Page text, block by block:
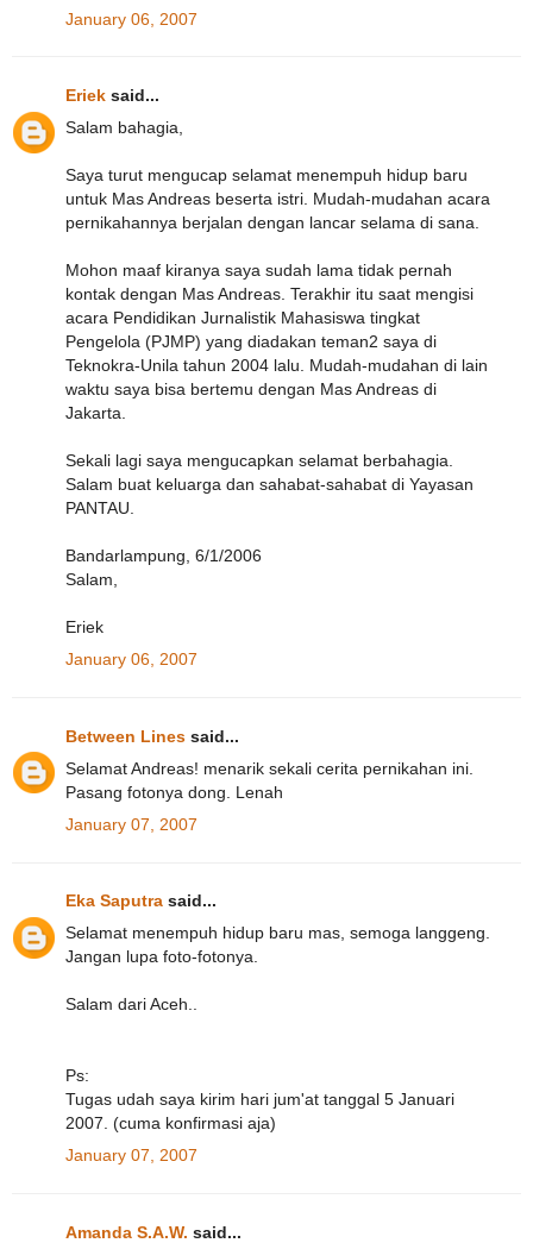
January 06, 2007
Eriek said...
Salam bahagia,
Saya turut mengucap selamat menempuh hidup baru
untuk Mas Andreas beserta istri. Mudah-mudahan acara
pernikahannya berjalan dengan lancar selama di sana.
Mohon maaf kiranya saya sudah lama tidak pernah
kontak dengan Mas Andreas. Terakhir itu saat mengisi
acara Pendidikan Jurnalistik Mahasiswa tingkat
Pengelola (PJMP) yang diadakan teman2 saya di
Teknokra-Unila tahun 2004 lalu. Mudah-mudahan di lain
waktu saya bisa bertemu dengan Mas Andreas di
Jakarta.
Sekali lagi saya mengucapkan selamat berbahagia.
Salam buat keluarga dan sahabat-sahabat di Yayasan
PANTAU.
Bandarlampung, 6/1/2006
Salam,
Eriek
January 06, 2007
Between Lines said...
Selamat Andreas! menarik sekali cerita pernikahan ini.
Pasang fotonya dong. Lenah
January 07, 2007
Eka Saputra said...
Selamat menempuh hidup baru mas, semoga langgeng.
Jangan lupa foto-fotonya.
Salam dari Aceh..
Ps:
Tugas udah saya kirim hari jum'at tanggal 5 Januari
2007. (cuma konfirmasi aja)
January 07, 2007
Amanda S.A.W. said...